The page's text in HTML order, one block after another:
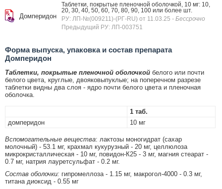
Домперидон
Таблетки, покрытые пленочной оболочкой, 10 мг: 10,
20, 30, 40, 50, 60, 70, 80, 90, 100 или более шт.
РУ: ЛП-№(009211)-(РГ-RU) от 11.03.25 - Бессрочно
Предыдущий РУ: ЛП-003751
Форма выпуска, упаковка и состав препарата
Домперидон
Таблетки, покрытые пленочной оболочкой белого или почти
белого цвета, круглые, двояковыпуклые; на поперечном разрезе
таблетки видны два слоя - ядро почти белого цвета и пленочная
оболочка.
1 таб.
домперидон
10 мг
Вспомогательные вещества: лактозы моногидрат (сахар
молочный) - 53.1 мг, крахмал кукурузный - 20 мг, целлюлоза
микрокристаллическая - 10 мг, повидон-К25 - 3 мг, магния стеарат -
0.7 мг, натрия лауретсульфат - 0.2 мг.
Состав оболочки: гипромеллоза - 1.15 мг, макрогол-4000 - 0.3 мг,
титана диоксид - 0.55 мг